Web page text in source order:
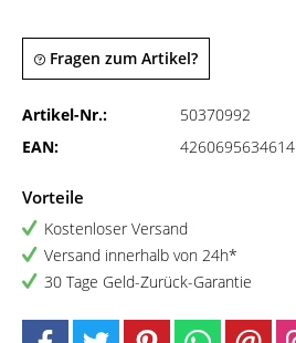
Fragen zum Artikel?
Artikel-Nr.:
50370992
EAN:
4260695634614
Vorteile
Kostenloser Versand
Versand innerhalb von 24h*
30 Tage Geld-Zurück-Garantie